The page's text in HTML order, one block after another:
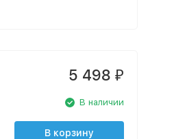
5 498 ₽
В наличии
В корзину